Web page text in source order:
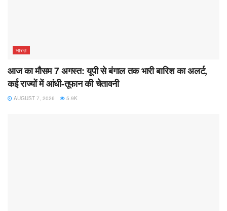
भारत
आज का मौसम 7 अगस्त: यूपी से बंगाल तक भारी बारिश का अलर्ट,
कई राज्यों में आंधी-तूफान की चेतावनी
AUGUST 7, 2026 5.9K